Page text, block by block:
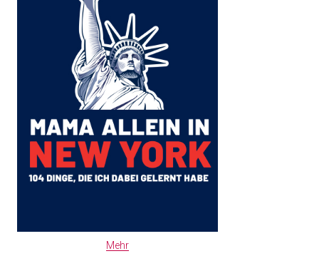
Mehr